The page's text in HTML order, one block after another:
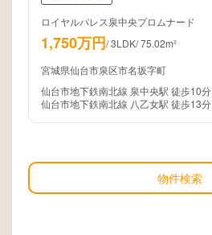
ロイヤルパレス泉中央プロムナード
1,750万円/3LDK/75.02m²
宮城県仙台市泉区市名坂字町
仙台市地下鉄南北線 泉中央駅 徒歩10分
仙台市地下鉄南北線 八乙女駅 徒歩13分
物件検索